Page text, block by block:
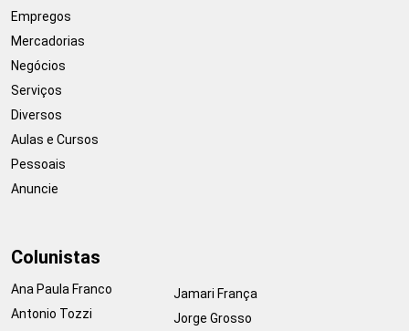
Empregos
Mercadorias
Negócios
Serviços
Diversos
Aulas e Cursos
Pessoais
Anuncie
Colunistas
Ana Paula Franco
Antonio Tozzi
Jamari França
Jorge Grosso